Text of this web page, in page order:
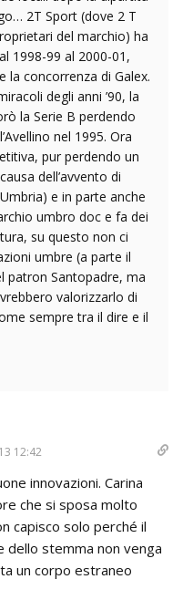
2T Sport (dove 2 T
del marchio) ha
1998-99 al 2000-01,
la concorrenza di Galex.
degli anni ’90, la
la Serie B perdendo
nel 1995. Ora
pur perdendo un
dell’avvento di
e in parte anche
umbro doc e fa dei
su questo non ci
umbre (a parte il
patron Santopadre, ma
valorizzarlo di
sempre tra il dire e il
12:42
innovazioni. Carina
che si sposa molto
capisco solo perché il
stemma non venga
un corpo estraneo